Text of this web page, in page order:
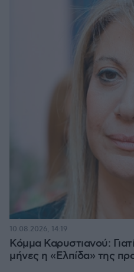
Κόμμα Καρυστιανού:
μήνες η «Ελπίδα» της
10.08.2026, 14:19